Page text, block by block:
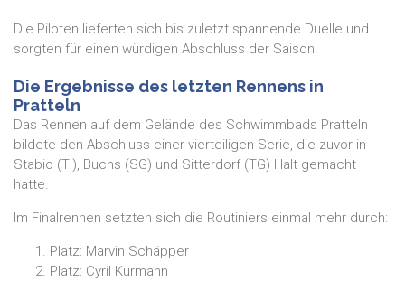
Die Piloten lieferten sich bis zuletzt spannende Duelle und
sorgten für einen würdigen Abschluss der Saison.
Die Ergebnisse des letzten Rennens in
Pratteln
Das Rennen auf dem Gelände des Schwimmbads Pratteln
bildete den Abschluss einer vierteiligen Serie, die zuvor in
Stabio (TI), Buchs (SG) und Sitterdorf (TG) Halt gemacht
hatte.
Im Finalrennen setzten sich die Routiniers einmal mehr durch:
Platz: Marvin Schäpper
Platz: Cyril Kurmann